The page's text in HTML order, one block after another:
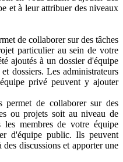
et à leur attribuer des niveaux
de collaborer sur des tâches
particulier au sein de votre
ajoutés à un dossier d'équipe
dossiers. Les administrateurs
privé peuvent y ajouter
permet de collaborer sur des
ou projets soit au niveau de
membres de votre équipe
d'équipe public. Ils peuvent
discussions et apporter une